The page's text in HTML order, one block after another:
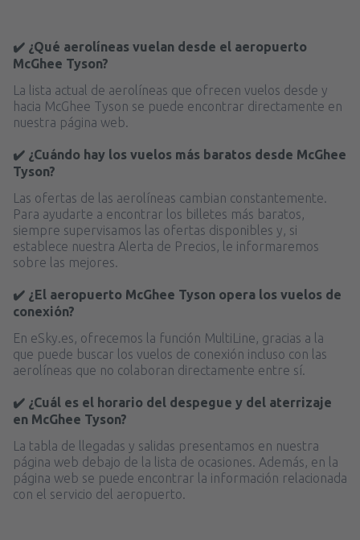
✔️ ¿Qué aerolíneas vuelan desde el aeropuerto
McGhee Tyson?
La lista actual de aerolíneas que ofrecen vuelos desde y
hacia McGhee Tyson se puede encontrar directamente en
nuestra página web.
✔️ ¿Cuándo hay los vuelos más baratos desde McGhee
Tyson?
Las ofertas de las aerolíneas cambian constantemente.
Para ayudarte a encontrar los billetes más baratos,
siempre supervisamos las ofertas disponibles y, si
establece nuestra Alerta de Precios, le informaremos
sobre las mejores.
✔️ ¿El aeropuerto McGhee Tyson opera los vuelos de
conexión?
En eSky.es, ofrecemos la función MultiLine, gracias a la
que puede buscar los vuelos de conexión incluso con las
aerolíneas que no colaboran directamente entre sí.
✔️ ¿Cuál es el horario del despegue y del aterrizaje
en McGhee Tyson?
La tabla de llegadas y salidas presentamos en nuestra
página web debajo de la lista de ocasiones. Además, en la
página web se puede encontrar la información relacionada
con el servicio del aeropuerto.